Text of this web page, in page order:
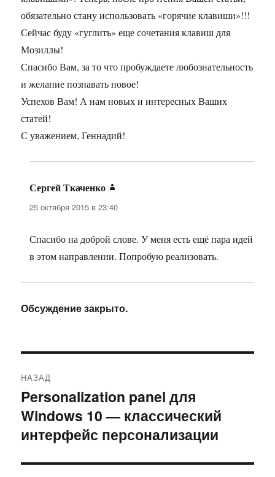
обязательно стану использовать «горячие клавиши»!!!
Сейчас буду «гуглить» еще сочетания клавиш для
Мозиллы!
Спасибо Вам, за то что пробуждаете любознательность
и желание познавать новое!
Успехов Вам! А нам новых и интересных Ваших
статей!
С уважением, Геннадий!
Сергей Ткаченко
25 октября 2015 в 23:40
Спасибо на доброй слове. У меня есть ещё пара идей
в этом направлении. Попробую реализовать.
Обсуждение закрыто.
по
записям
НАЗАД
Предыдущая
запись:
Personalization panel для
Windows 10 — классический
интерфейс персонализации